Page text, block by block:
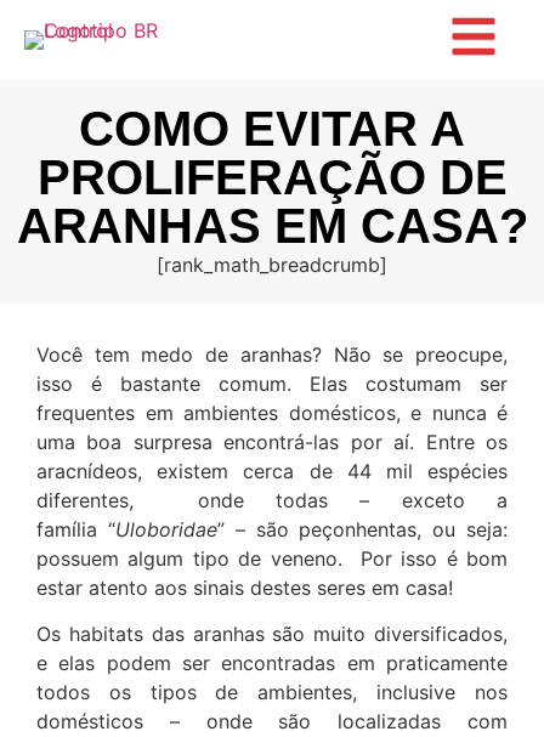
COMO EVITAR A
PROLIFERAÇÃO DE
ARANHAS EM CASA?
[rank_math_breadcrumb]
Você tem medo de aranhas? Não se preocupe,
isso é bastante comum. Elas costumam ser
frequentes em ambientes domésticos, e nunca é
uma boa surpresa encontrá-las por aí. Entre os
aracnídeos, existem cerca de 44 mil espécies
diferentes, onde todas – exceto a
família “Uloboridae” – são peçonhentas, ou seja:
possuem algum tipo de veneno. Por isso é bom
estar atento aos sinais destes seres em casa!
Os habitats das aranhas são muito diversificados,
e elas podem ser encontradas em praticamente
todos os tipos de ambientes, inclusive nos
domésticos – onde são localizadas com